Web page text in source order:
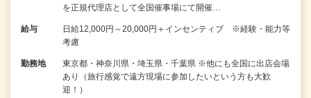
を正規代理店として全国催事場にて開催…
給与
日給12,000円～20,000円＋インセンティブ ※経験・能力等
考慮
勤務地
東京都・神奈川県・埼玉県・千葉県 ※他にも全国に出店会場
あり（旅行感覚で遠方現場に参加したいという方も大歓
迎！）